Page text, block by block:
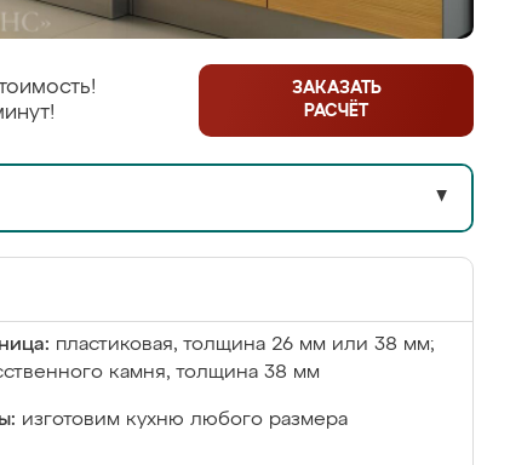
ЗАКАЗАТЬ
РАСЧЁТ
▼
пластиковая, толщина 26 мм или 38 мм;
камня, толщина 38 мм
изготовим кухню любого размера